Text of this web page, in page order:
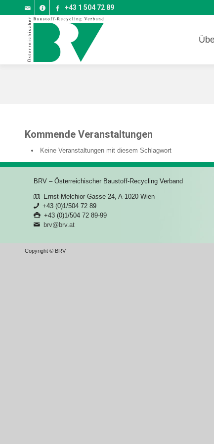
+43 1 504 72 89
Kommende Veranstaltungen
Keine Veranstaltungen mit diesem Schlagwort
BRV – Österreichischer Baustoff-Recycling Verband
Ernst-Melchior-Gasse 24, A-1020 Wien
+43 (0)1/504 72 89
+43 (0)1/504 72 89-99
brv@brv.at
Copyright © BRV